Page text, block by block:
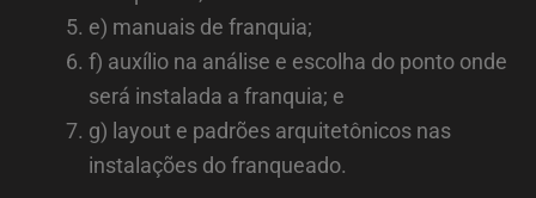
e) manuais de franquia;
f) auxílio na análise e escolha do ponto onde
será instalada a franquia; e
g) layout e padrões arquitetônicos nas
instalações do franqueado.